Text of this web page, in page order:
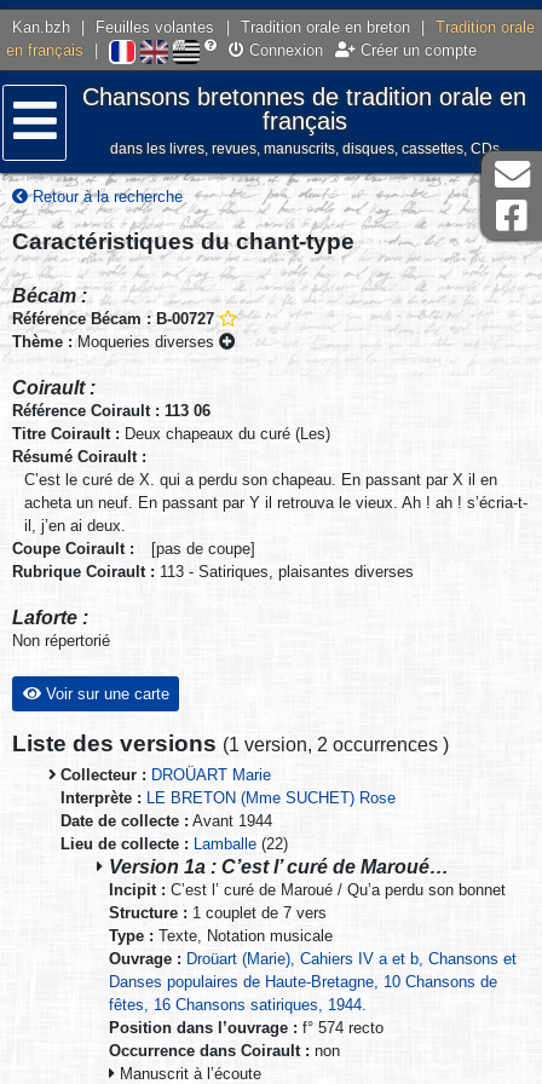
Kan.bzh Feuilles volantes Tradition orale en breton
Tradition orale
en français
Connexion Créer un compte
Menu
Chansons bretonnes de tradition orale en
français
dans les livres, revues, manuscrits, disques, cassettes, CDs
Retour à la recherche
Caractéristiques du chant-type
Bécam :
Référence Bécam : B-00727
Thème : Moqueries diverses
Coirault :
Référence Coirault : 113 06
Titre Coirault : Deux chapeaux du curé (Les)
Résumé Coirault :
C’est le curé de X. qui a perdu son chapeau. En passant par X il en
acheta un neuf. En passant par Y il retrouva le vieux. Ah ! ah ! s’écria-t-
il, j’en ai deux.
Coupe Coirault :
[pas de coupe]
Rubrique Coirault : 113 - Satiriques, plaisantes diverses
Laforte :
Non répertorié
Voir sur une carte
Liste des versions (1 version, 2 occurrences )
Collecteur : DROÜART Marie
Interprète : LE BRETON (Mme SUCHET) Rose
Date de collecte : Avant 1944
Lieu de collecte : Lamballe (22)
Version 1a : C’est l’ curé de Maroué…
Incipit : C’est l’ curé de Maroué / Qu’a perdu son bonnet
Structure : 1 couplet de 7 vers
Type : Texte, Notation musicale
Ouvrage : Droüart (Marie), Cahiers IV a et b, Chansons et
Danses populaires de Haute-Bretagne, 10 Chansons de
fêtes, 16 Chansons satiriques, 1944.
Position dans l’ouvrage : f° 574 recto
Occurrence dans Coirault : non
Manuscrit à l’écoute